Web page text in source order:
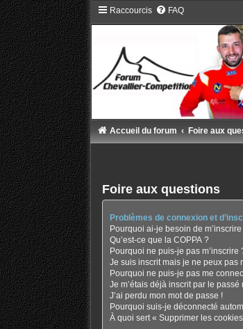
Raccourcis FAQ
Accueil du forum Foire aux
Foire aux questions
Problèmes de connexion et
Pourquoi ai-je besoin de m’inscrire
Qu’est-ce que la COPPA ?
Pourquoi ne puis-je pas m’inscrire
Je suis inscrit mais je ne peux pas
Pourquoi ne puis-je pas me
Je m’étais déjà inscrit par le
J’ai perdu mon mot de passe !
Pourquoi suis-je déconnecté
À quoi sert « Supprimer les